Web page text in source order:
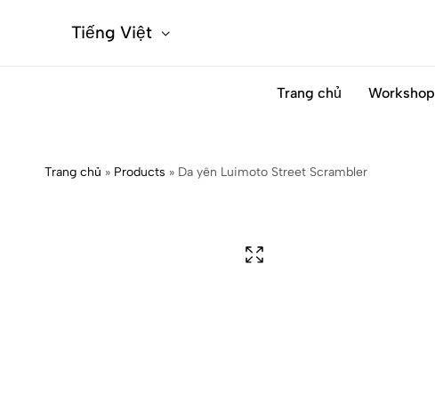
Tiếng Việt
Trang chủ Workshop
Trang chủ » Products » Da yên Luimoto Street Scrambler